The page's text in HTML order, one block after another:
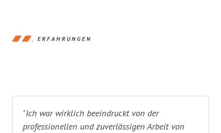
ERFAHRUNGEN
"Ich war wirklich beeindruckt von der
professionellen und zuverlässigen Arbeit von